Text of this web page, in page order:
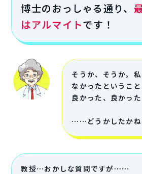
博士のおっしゃる通り、
はアルマイトです！
そうか、そうか。
なかったということ
良かった、良かっ
……どうかしたかね
教授…おかしな質問ですが……